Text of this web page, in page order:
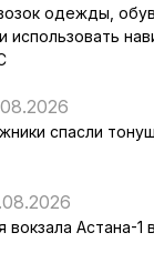
одежды,
использовать
спасли
вокзала Астана-1